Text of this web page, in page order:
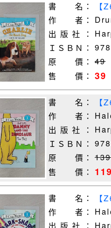
書 名：
作 者：
出 版 社 ：
ＩＳＢＮ：
原 價： 49
售 價： 39
書 名：
1
作 者：
出 版 社 ：
ＩＳＢＮ：
原 價： 139
售 價：
119
書 名：
作 者：